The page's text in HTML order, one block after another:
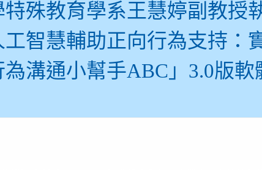
殊教育學系王慧婷副教授
智慧輔助正向行為支持：
溝通小幫手ABC」3.0版軟